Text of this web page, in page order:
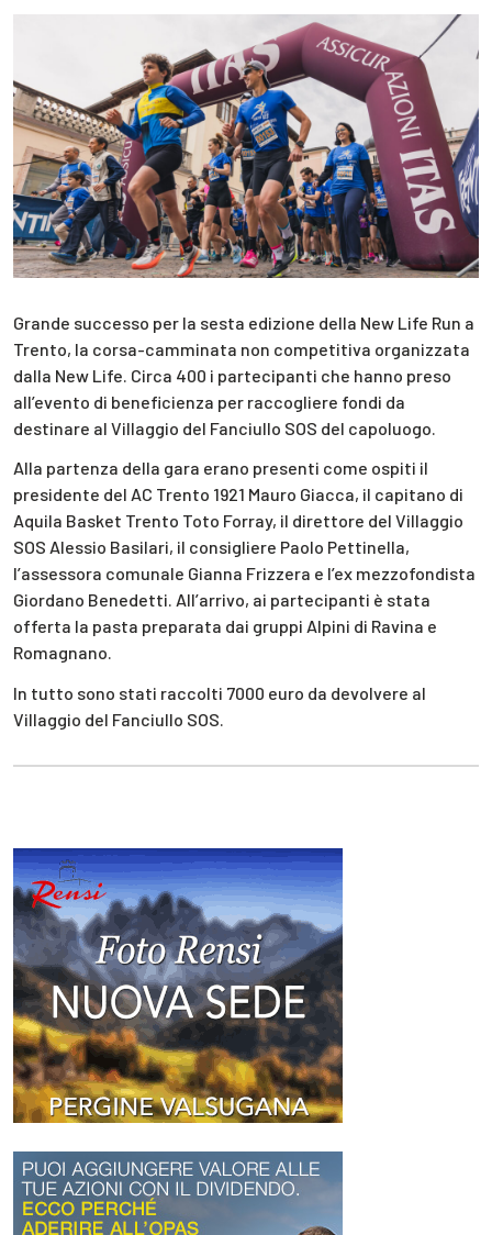
Grande successo per la sesta edizione della New Life Run a
Trento, la corsa-camminata non competitiva organizzata
dalla New Life. Circa 400 i partecipanti che hanno preso
all’evento di beneficienza per raccogliere fondi da
destinare al Villaggio del Fanciullo SOS del capoluogo.
Alla partenza della gara erano presenti come ospiti il
presidente del AC Trento 1921 Mauro Giacca, il capitano di
Aquila Basket Trento Toto Forray, il direttore del Villaggio
SOS Alessio Basilari, il consigliere Paolo Pettinella,
l’assessora comunale Gianna Frizzera e l’ex mezzofondista
Giordano Benedetti. All’arrivo, ai partecipanti è stata
offerta la pasta preparata dai gruppi Alpini di Ravina e
Romagnano.
In tutto sono stati raccolti 7000 euro da devolvere al
Villaggio del Fanciullo SOS.